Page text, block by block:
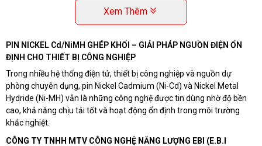
Xem Thêm
PIN NICKEL Cd/NiMH GHÉP KHỐI – GIẢI PHÁP NGUỒN ĐIỆN ỔN
ĐỊNH CHO THIẾT BỊ CÔNG NGHIỆP
Trong nhiều hệ thống điện tử, thiết bị công nghiệp và nguồn dự
phòng chuyên dụng, pin Nickel Cadmium (Ni-Cd) và Nickel Metal
Hydride (Ni-MH) vẫn là những công nghệ được tin dùng nhờ độ bền
cao, khả năng chịu tải tốt và hoạt động ổn định trong môi trường
khắc nghiệt.
CÔNG TY TNHH MTV CÔNG NGHỆ NĂNG LƯỢNG EBI (E.B.I